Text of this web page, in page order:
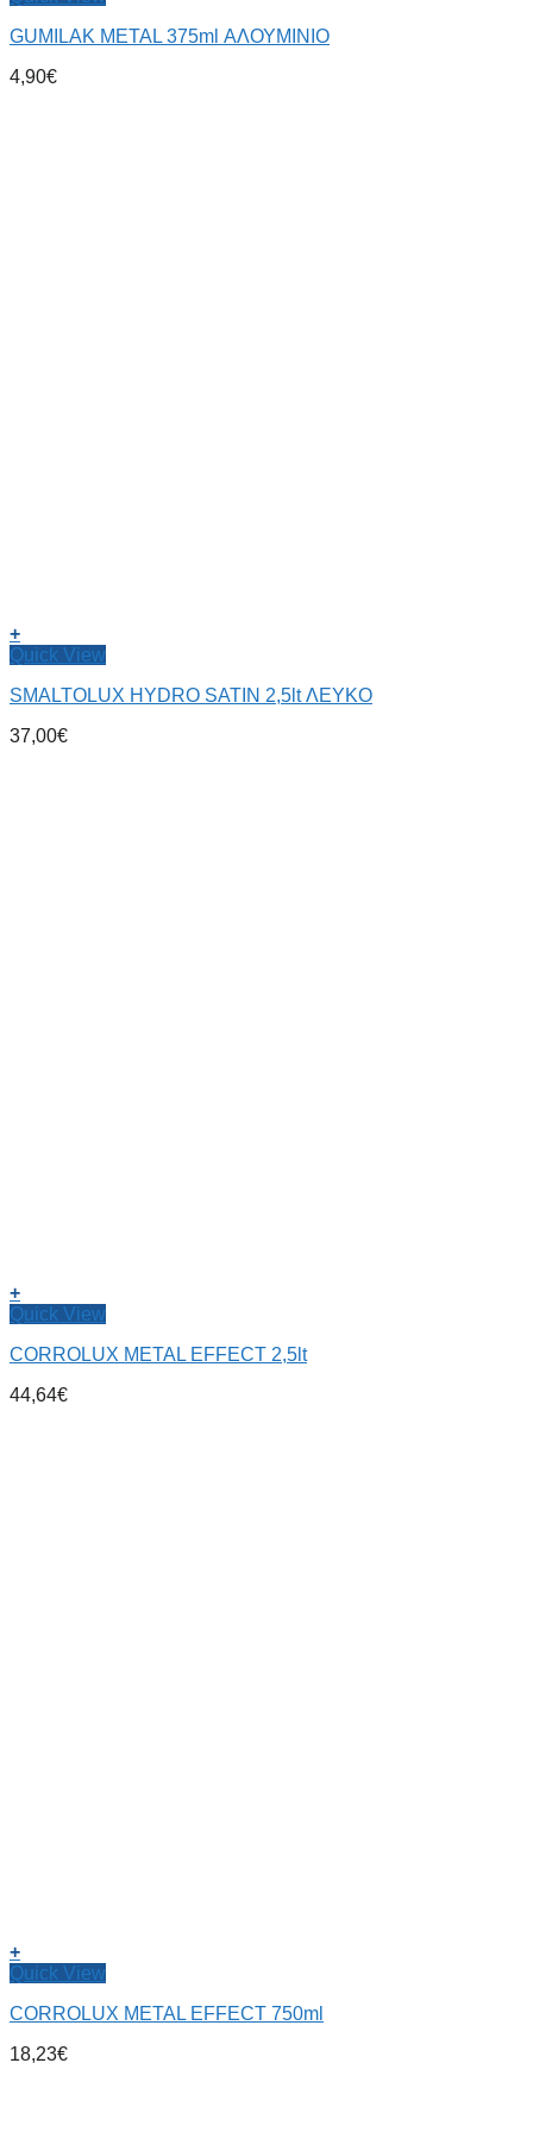
GUMILAK METAL 375ml ΑΛΟΥΜΙΝΙΟ
4,90€
+
Quick View
SMALTOLUX HYDRO SATIN 2,5lt ΛΕΥΚΟ
37,00€
+
Quick View
CORROLUX METAL EFFECT 2,5lt
44,64€
+
Quick View
CORROLUX METAL EFFECT 750ml
18,23€